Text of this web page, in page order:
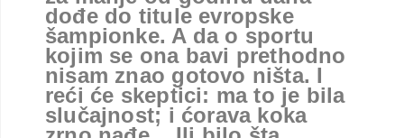
dođe do titule evropske
šampionke. A da o sportu
kojim se ona bavi prethodno
nisam znao gotovo ništa. I
reći će skeptici: ma to je bila
slučajnost; i ćorava koka